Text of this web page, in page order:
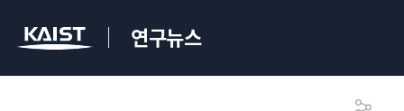
연구뉴스